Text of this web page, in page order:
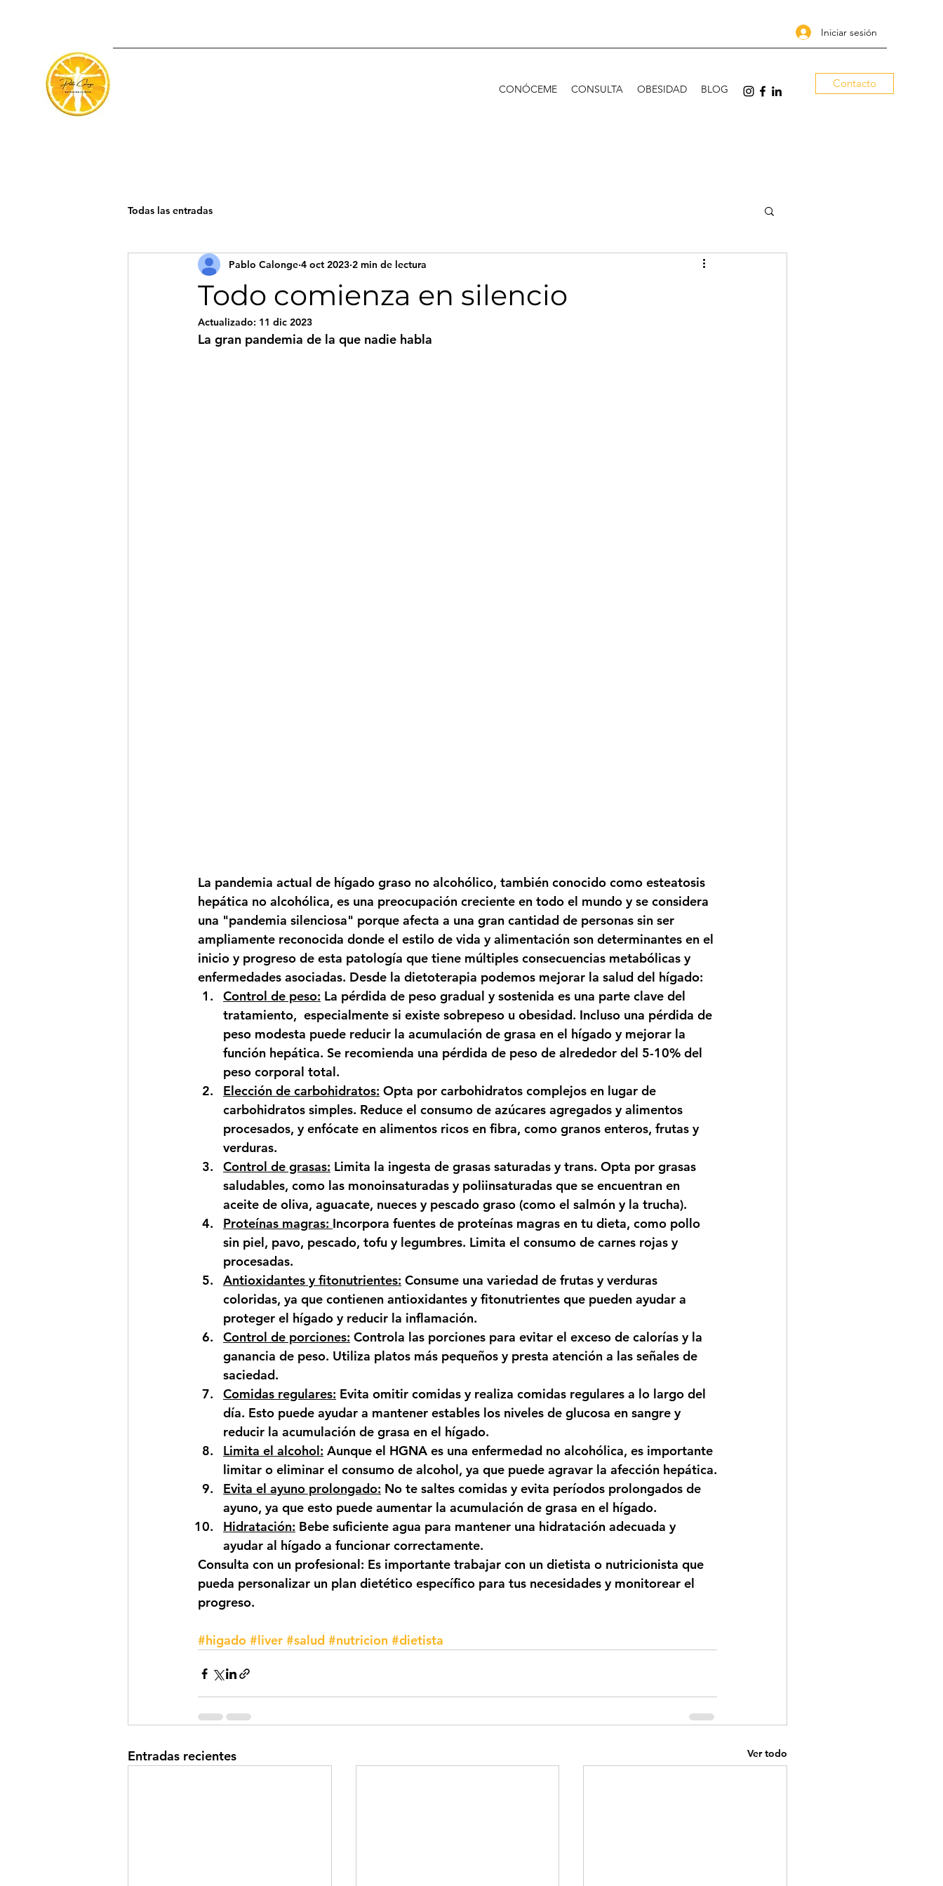
Iniciar sesión
CONÓCEME CONSULTA OBESIDAD BLOG Contacto
Todas las entradas
Todo comienza en silencio
Pablo Calonge 4 oct 2023 2 min de lectura
Actualizado: 11 dic 2023
La gran pandemia de la que nadie habla
La pandemia actual de hígado graso no alcohólico, también conocido como esteatosis
hepática no alcohólica, es una preocupación creciente en todo el mundo y se considera
una "pandemia silenciosa" porque afecta a una gran cantidad de personas sin ser
ampliamente reconocida donde el estilo de vida y alimentación son determinantes en el
inicio y progreso de esta patología que tiene múltiples consecuencias metabólicas y
enfermedades asociadas. Desde la dietoterapia podemos mejorar la salud del hígado:
Control de peso: La pérdida de peso gradual y sostenida es una parte clave del
tratamiento,  especialmente si existe sobrepeso u obesidad. Incluso una pérdida de
peso modesta puede reducir la acumulación de grasa en el hígado y mejorar la
función hepática. Se recomienda una pérdida de peso de alrededor del 5-10% del
peso corporal total.
Elección de carbohidratos: Opta por carbohidratos complejos en lugar de
carbohidratos simples. Reduce el consumo de azúcares agregados y alimentos
procesados, y enfócate en alimentos ricos en fibra, como granos enteros, frutas y
verduras.
Control de grasas: Limita la ingesta de grasas saturadas y trans. Opta por grasas
saludables, como las monoinsaturadas y poliinsaturadas que se encuentran en
aceite de oliva, aguacate, nueces y pescado graso (como el salmón y la trucha).
Proteínas magras: Incorpora fuentes de proteínas magras en tu dieta, como pollo
sin piel, pavo, pescado, tofu y legumbres. Limita el consumo de carnes rojas y
procesadas.
Antioxidantes y fitonutrientes: Consume una variedad de frutas y verduras
coloridas, ya que contienen antioxidantes y fitonutrientes que pueden ayudar a
proteger el hígado y reducir la inflamación.
Control de porciones: Controla las porciones para evitar el exceso de calorías y la
ganancia de peso. Utiliza platos más pequeños y presta atención a las señales de
saciedad.
Comidas regulares: Evita omitir comidas y realiza comidas regulares a lo largo del
día. Esto puede ayudar a mantener estables los niveles de glucosa en sangre y
reducir la acumulación de grasa en el hígado.
Limita el alcohol: Aunque el HGNA es una enfermedad no alcohólica, es importante
limitar o eliminar el consumo de alcohol, ya que puede agravar la afección hepática.
Evita el ayuno prolongado: No te saltes comidas y evita períodos prolongados de
ayuno, ya que esto puede aumentar la acumulación de grasa en el hígado.
Hidratación: Bebe suficiente agua para mantener una hidratación adecuada y
ayudar al hígado a funcionar correctamente.
Consulta con un profesional: Es importante trabajar con un dietista o nutricionista que
pueda personalizar un plan dietético específico para tus necesidades y monitorear el
progreso.
#higado #liver #salud #nutricion #dietista
Entradas recientes Ver todo